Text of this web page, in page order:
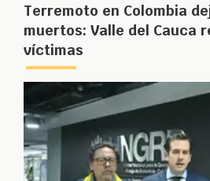
Terremoto en Colombia
muertos: Valle del Cauca
víctimas